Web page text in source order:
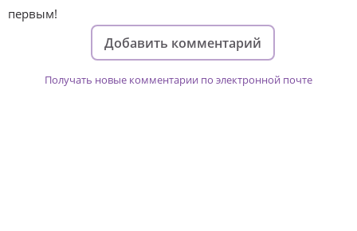
первым!
Добавить комментарий
Получать новые комментарии по электронной почте